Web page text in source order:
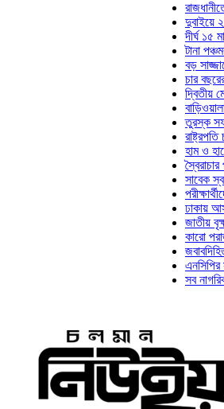
রাজধানীতে দুই
দুবাইয়ে ২০
দীর্ঘ ১৫ মাস
টানা পঞ্চমবার
বড় সাজ্জাদের
চার বছরের
দ্বিতীয় মেয়াদে
বাড়িওয়ালারা
তুরস্ক সফর
রাষ্ট্রপতি
হাম ও হামের
স্বৈরাচার
সাবেক
পরীক্ষার্থীদের
ঢাকায় আসছেন
জাতীয় বৃক্ষমেলা
কারো পরাজয়ে
জবাবদিহিতার
এনসিপির
সব নাগরিককে